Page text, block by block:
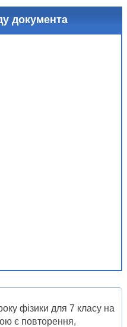
документа
фізики для 7 класу на
є повторення,